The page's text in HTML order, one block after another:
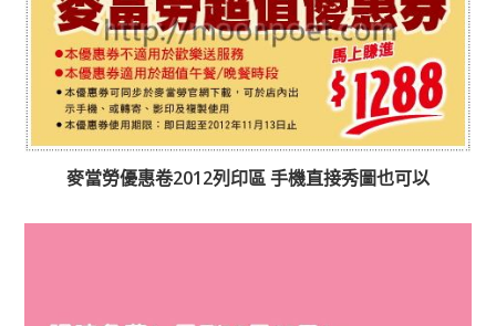
麥當勞優惠卷2012列印區 手機直接秀圖也可以